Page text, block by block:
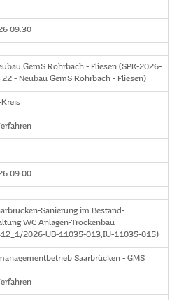
09:30
GemS Rohrbach - Fliesen (SPK-2026-
22 - Neubau GemS Rohrbach - Fliesen)
Kreis
09:00
Sanierung im Bestand-
WC Anlagen-Trockenbau
2026-UB-11035-013,IU-11035-015)
Saarbrücken - GMS